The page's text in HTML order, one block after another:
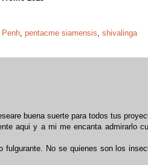
Penh, pentacme siamensis, shivalinga
buena suerte para todos tus
aqui y a mi me encanta admirarlo
fulgurante. No se quienes son los